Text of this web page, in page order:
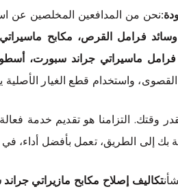
نحن من المدافعين المخلصين عن
فرامل القرص، مكابح
ماسيراتي جراند سبورت،
القصوى، واستخدام قطع الغيار
وقتك. التزامنا هو تقديم خدمة
بك إلى الطريق، تعمل بأفضل أداء،
تكاليف إصلاح مكابح مازيراتي جراند